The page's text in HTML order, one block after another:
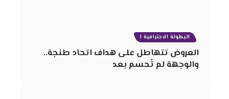
البطولة الاحترافية 1
العروض تتهاطل على هداف اتحاد طنجة..
والوجهة لم تُحسم بعد